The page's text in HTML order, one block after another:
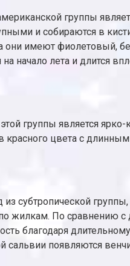
группы
и собираются в
они имеют фиолетовый,
начало лета и длится
группы является
красного цвета с
субтропической
жилкам. По сравнению с
благодаря
появляются